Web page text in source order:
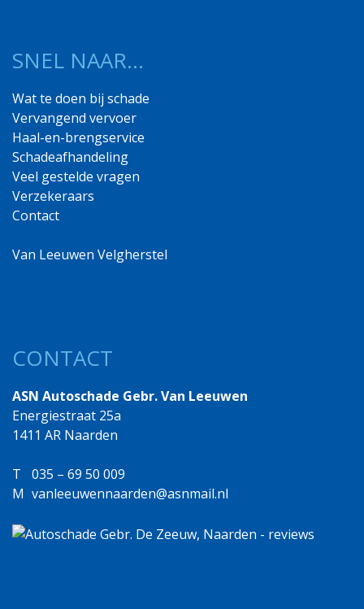
SNEL NAAR…
Wat te doen bij schade
Vervangend vervoer
Haal-en-brengservice
Schadeafhandeling
Veel gestelde vragen
Verzekeraars
Contact
Van Leeuwen Velgherstel
CONTACT
ASN Autoschade Gebr. Van Leeuwen
Energiestraat 25a
1411 AR Naarden
T
035 – 69 50 009
M vanleeuwennaarden@asnmail.nl